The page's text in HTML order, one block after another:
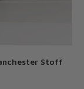
Stoff